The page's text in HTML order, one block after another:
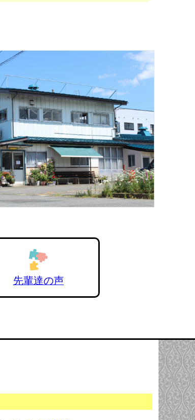
先輩達の声